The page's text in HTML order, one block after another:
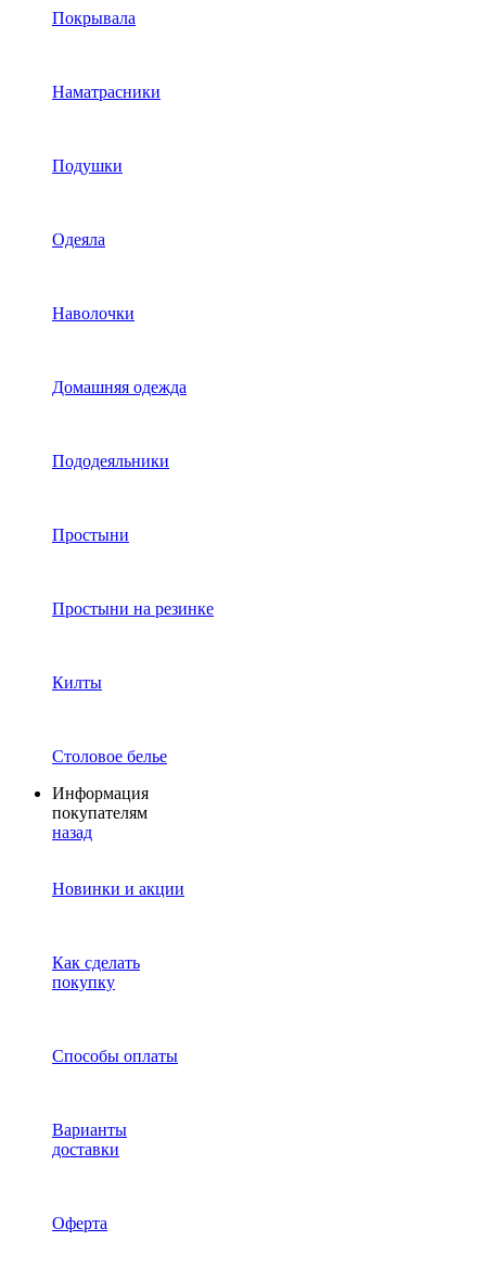
Покрывала
Наматрасники
Подушки
Одеяла
Наволочки
Домашняя одежда
Пододеяльники
Простыни
Простыни на резинке
Килты
Столовое белье
Информация
покупателям
назад
Новинки и акции
Как сделать
покупку
Способы оплаты
Варианты
доставки
Оферта